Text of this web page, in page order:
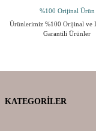
%100 Orijinal Ürün
Ürünlerimiz %100 Orijinal ve
Garantili Ürünler
KATEGORILER